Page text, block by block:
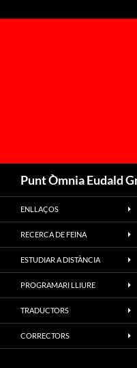
Punt Òmnia Eudald
ENLLAÇOS
RECERCA DE FEINA
ESTUDIAR A DISTÀNCIA
PROGRAMARI LLIURE
TRADUCTORS
CORRECTORS